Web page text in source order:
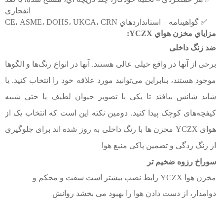
انفجاري
✅ گواهينامه – استانداردهاي CE، ASME، DOHS، UKCA، CRN
مزاياي مخزن هواي YCZX:
ضد زنگ داخلی
برخی از آنها در واقع خیلی عالی هستند. آنها در انواع رنگ‌ها و الگوها
موجود هستند، بنابراین می‌توانید مورد علاقه خود را انتخاب کنید. یا
شاید شانس بیافتد تا یکی با تصویر حیوان لطیف یا حتی شبیه
کیفچه‌های کوچک پیدا کنید. دومین نکته این است که انتخاب یک
از
هوای YCZX
مخزن ها با رنگ داخلی به روز شده اند برای جلوگیری
از زنگ زدگی و تضمین پاکی منبع هوا
سوراخ رزوه ضخیم تر
مخزن هوا YCZX
رابط نصب بیشتر است سفت و محکم و
دوامدار، از دست دادن هوا را بهبود می بخشد روانش